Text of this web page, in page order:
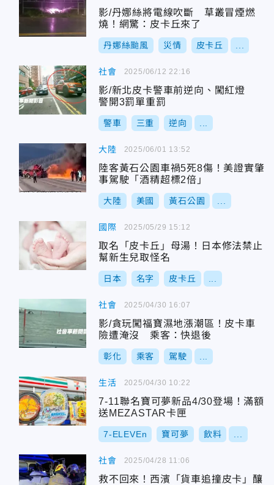
影/丹娜絲將電線吹斷 草叢冒煙燃
燒！網驚：皮卡丘來了
丹娜絲颱風 災情 皮卡丘
社會
影/新北皮卡警車前逆向、闖紅燈
警開3罰單重罰
警車 三重 逆向
2025/06/12 22:16
大陸
陸客黃石公園車禍5死8傷！美證實肇
事駕駛「酒精超標2倍」
大陸 美國 黃石公園
2025/06/01 13:52
國際
取名「皮卡丘」母湯！日本修法禁止
幫新生兒取怪名
日本 名字 皮卡丘
2025/05/29 15:12
社會
影/貪玩闖福寶濕地漲潮區！皮卡車
險遭淹沒 乘客：快退後
彰化 乘客 駕駛
2025/04/30 16:07
生活
7-11聯名寶可夢新品4/30登場！滿額
送MEZASTAR卡匣
7-ELEVEn 寶可夢 飲料
2025/04/30 10:22
社會
救不回來！西濱「貨車追撞皮卡」釀
2025/04/28 11:06